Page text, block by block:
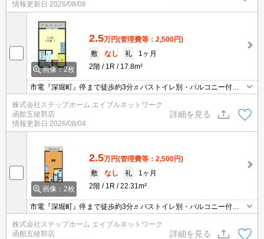
情報更新日 2026/08/08
画像：2枚
2.5万円(管理費等：2,500円)
敷
なし 礼
1ヶ月
2階
1R 17.8m²
市電『深堀町』停まで徒歩約3分♬バストイレ別・バルコニー付き
株式会社ステップホーム エイブルネットワーク
函館五稜郭店
情報更新日 2026/08/04
詳細を見る
画像：2枚
2.5万円(管理費等：2,500円)
敷
なし 礼
1ヶ月
2階
1R 22.31m²
市電『深堀町』停まで徒歩約3分♬バストイレ別・バルコニー付き
近く買物便利です。
株式会社ステップホーム エイブルネットワーク
函館五稜郭店
詳細を見る